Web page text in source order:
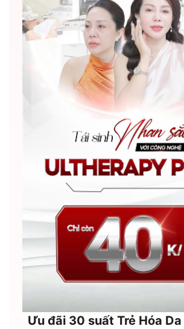
Ưu đãi 30 suất Trẻ Hóa